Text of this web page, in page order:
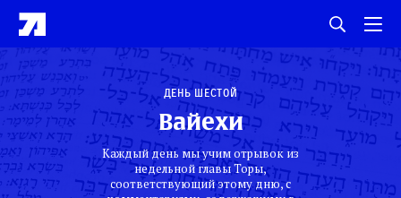
День шестой
Вайехи
Каждый день мы учим отрывок из
недельной главы Торы,
соответствующий этому дню, с